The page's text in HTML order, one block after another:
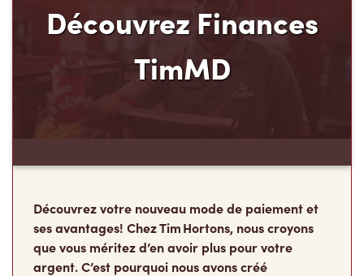
Découvrez Finances
TimMD
Découvrez votre nouveau mode de paiement et
ses avantages! Chez Tim Hortons, nous croyons
que vous méritez d’en avoir plus pour votre
argent. C’est pourquoi nous avons créé